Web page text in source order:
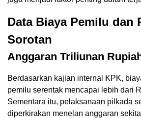
Data Biaya Pemilu dan
Sorotan
Anggaran Triliunan
Berdasarkan kajian internal KPK,
pemilu serentak mencapai lebih dari
Sementara itu, pelaksanaan pilkada
diperkirakan menelan anggaran